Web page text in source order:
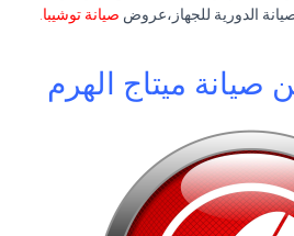
الدورية للجهاز،عروض صيانة توشيبا
صيانة ميتاج الهرم